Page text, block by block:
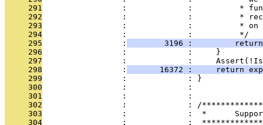
     291
:             :          *
     292
:             :          *
     293
:             :          *
     294
                 :             :          */
     295
                 :
3196 :
     296
                 :             :     }
     297
:             :
     298
                 :
16372 :     return
     299
                 :             : }
     300
                 :             :
     301
                 :             :
     302
:             : /
     303
:             :  *
     304
:             :